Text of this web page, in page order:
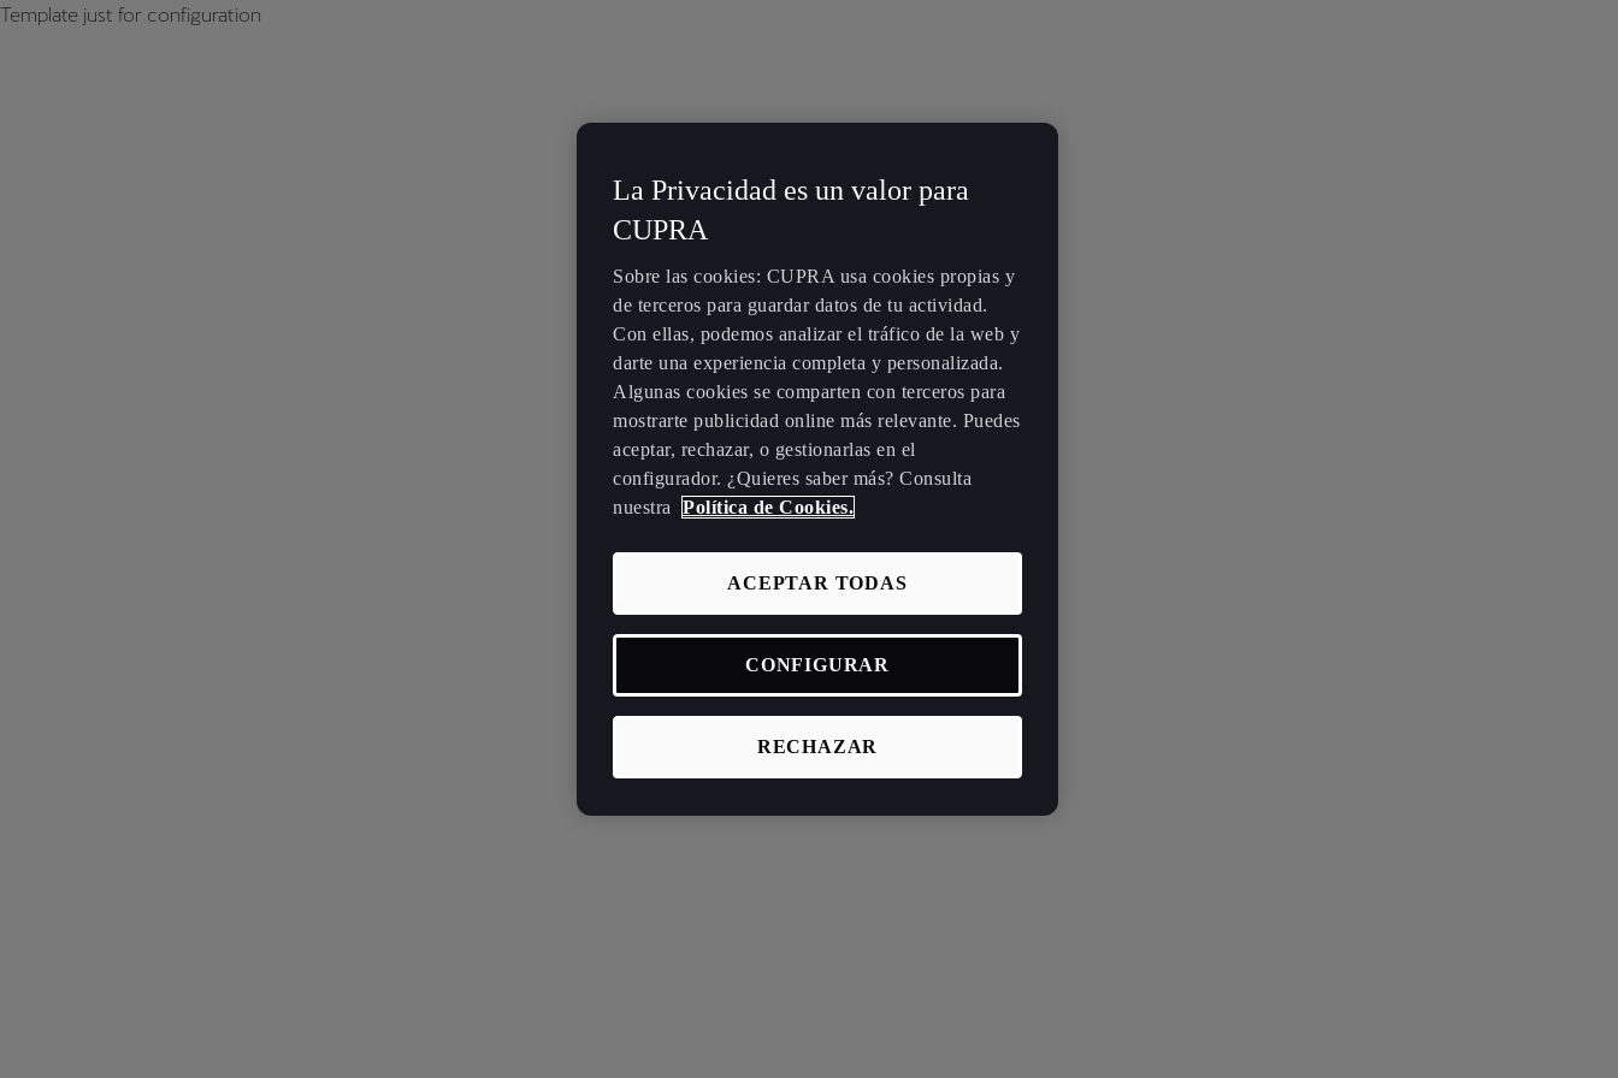
Template just for configuration
La Privacidad es un valor para
CUPRA
Sobre las cookies: CUPRA usa cookies propias y
de terceros para guardar datos de tu actividad.
Con ellas, podemos analizar el tráfico de la web y
darte una experiencia completa y personalizada.
Algunas cookies se comparten con terceros para
mostrarte publicidad online más relevante. Puedes
aceptar, rechazar, o gestionarlas en el
configurador. ¿Quieres saber más? Consulta
nuestra
Política de Cookies.
RECHAZAR
ACEPTAR TODAS
CONFIGURAR